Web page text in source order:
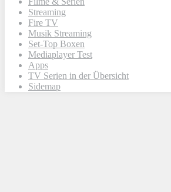
Streaming
Fire TV
Musik Streaming
Set-Top Boxen
Mediaplayer Test
Apps
TV Serien in der Übersicht
Sidemap